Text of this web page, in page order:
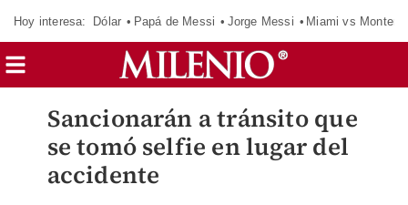
Hoy interesa: Dólar Papá de Messi Jorge Messi Miami vs
Sancionarán a tránsito que
se tomó selfie en lugar del
accidente